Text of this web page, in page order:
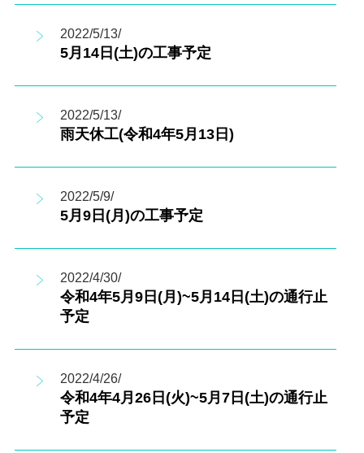
2022/5/13/
5月14日(土)の工事予定
2022/5/13/
雨天休工(令和4年5月13日)
2022/5/9/
5月9日(月)の工事予定
2022/4/30/
令和4年5月9日(月)~5月14日(土)の通行止
予定
2022/4/26/
令和4年4月26日(火)~5月7日(土)の通行止
予定